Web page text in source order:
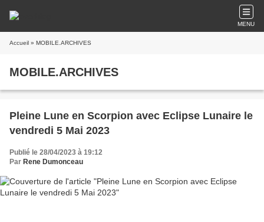
MENU
Accueil » MOBILE.ARCHIVES
MOBILE.ARCHIVES
Pleine Lune en Scorpion avec Eclipse Lunaire le
vendredi 5 Mai 2023
Publié le 28/04/2023 à 19:12
Par Rene Dumonceau